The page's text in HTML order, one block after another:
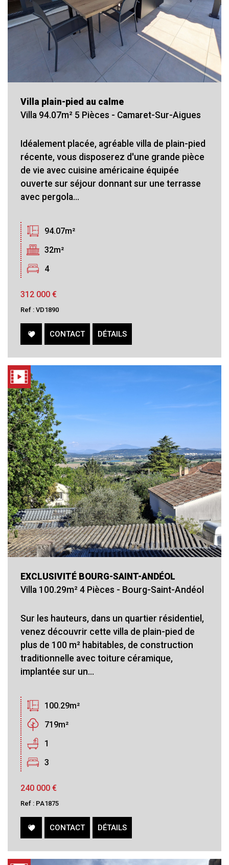
Villa plain-pied au calme
Villa 94.07m² 5 Pièces - Camaret-Sur-Aigues
Idéalement placée, agréable villa de plain-pied
récente, vous disposerez d'une grande pièce
de vie avec cuisine américaine équipée
ouverte sur séjour donnant sur une terrasse
avec pergola...
94.07m²
32m²
4
312 000 €
Ref : VD1890
CONTACT DÉTAILS
EXCLUSIVITÉ BOURG-SAINT-ANDÉOL
Villa 100.29m² 4 Pièces - Bourg-Saint-Andéol
Sur les hauteurs, dans un quartier résidentiel,
venez découvrir cette villa de plain-pied de
plus de 100 m² habitables, de construction
traditionnelle avec toiture céramique,
implantée sur un...
100.29m²
719m²
1
3
240 000 €
Ref : PA1875
CONTACT DÉTAILS